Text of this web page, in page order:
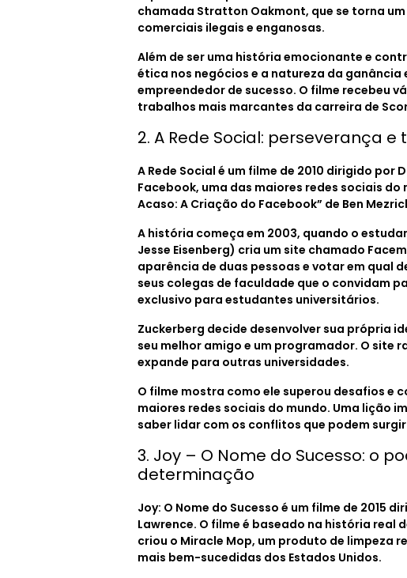
chamada Stratton Oakmont, que se torna
comerciais ilegais e enganosas.
Além de ser uma história emocionante e
ética nos negócios e a natureza da ganância
empreendedor de sucesso. O filme recebeu
trabalhos mais marcantes da carreira de
2. A Rede Social: perseverança
A Rede Social é um filme de 2010 dirigido
Facebook, uma das maiores redes sociais
Acaso: A Criação do Facebook” de Ben
A história começa em 2003, quando o
Jesse Eisenberg) cria um site chamado
aparência de duas pessoas e votar em qual
seus colegas de faculdade que o convidam
exclusivo para estudantes universitários.
Zuckerberg decide desenvolver sua própria
seu melhor amigo e um programador. O site
expande para outras universidades.
O filme mostra como ele superou desafios e
maiores redes sociais do mundo. Uma lição
saber lidar com os conflitos que podem
3. Joy – O Nome do Sucesso: o
determinação
Joy: O Nome do Sucesso é um filme de 2015
Lawrence. O filme é baseado na história real
criou o Miracle Mop, um produto de limpeza
mais bem-sucedidas dos Estados Unidos.